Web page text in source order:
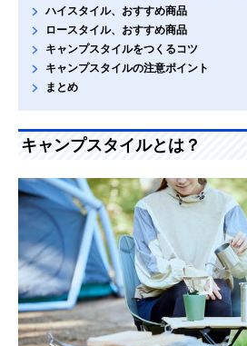
ハイスタイル、おすすめ商品
ロースタイル、おすすめ商品
キャンプスタイルをつくるコツ
キャンプスタイルの注意ポイント
まとめ
キャンプスタイルとは？